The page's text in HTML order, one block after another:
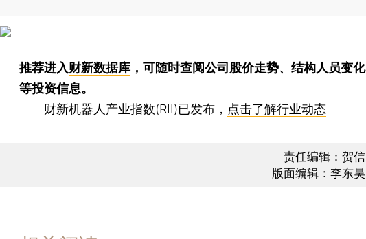
推荐进入财新数据库 ，可随时查阅公司股价走势、结构人员变化
等投资信息。
财新机器人产业指数(RII)已发布， 点击了解行业动态
责任编辑：贺信
版面编辑：李东昊